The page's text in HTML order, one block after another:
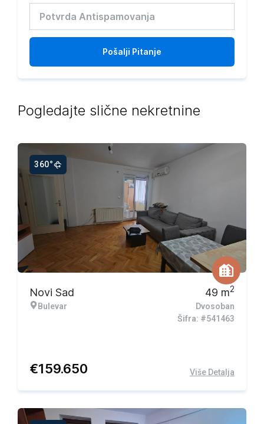
Pošalji Pitanje
Pogledajte slične nekretnine
360°
Novi Sad
Bulevar
49 m2
Dvosoban
Šifra: #541463
€159.650 Više Detalja